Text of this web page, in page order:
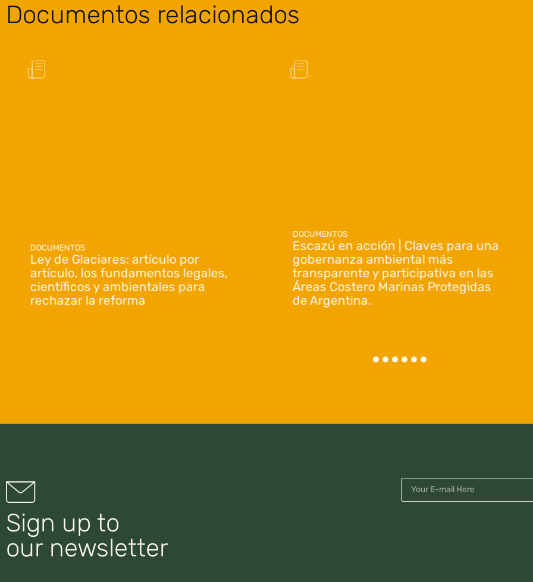
Documentos relacionados
DOCUMENTOS
Ley de Glaciares: artículo por
artículo, los fundamentos legales,
científicos y ambientales para
rechazar la reforma
DOCUMENTOS
Escazú en acción | Claves para una
gobernanza ambiental más
transparente y participativa en las
Áreas Costero Marinas Protegidas
de Argentina.
Sign up to
our newsletter